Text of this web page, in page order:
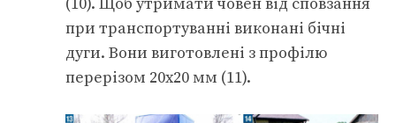
(10). Щоб утримати човен від сповзання
при транспортуванні виконані бічні
дуги. Вони виготовлені з профілю
перерізом 20х20 мм (11).